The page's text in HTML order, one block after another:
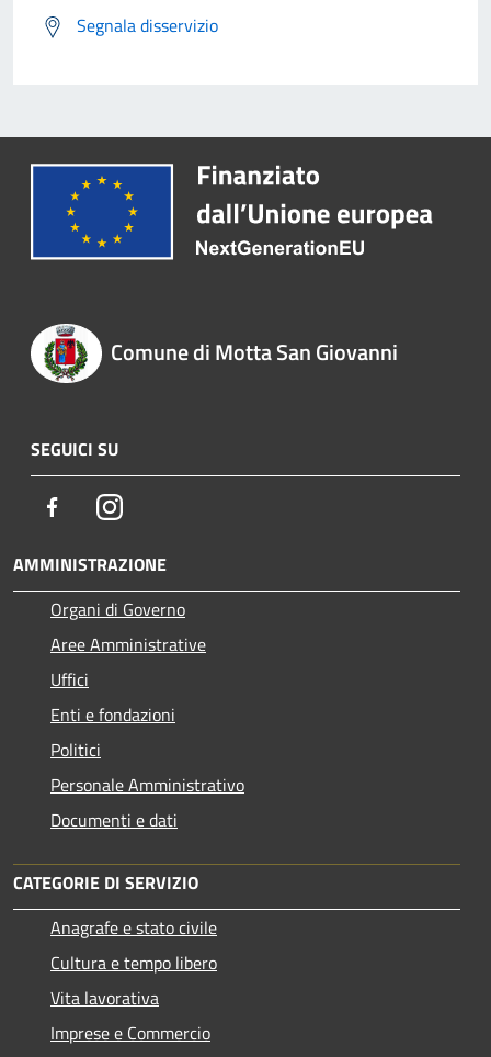
Segnala disservizio
Comune di Motta San Giovanni
SEGUICI SU
FacebookInstagram
AMMINISTRAZIONE
Organi di Governo
Aree Amministrative
Uffici
Enti e fondazioni
Politici
Personale Amministrativo
Documenti e dati
CATEGORIE DI SERVIZIO
Anagrafe e stato civile
Cultura e tempo libero
Vita lavorativa
Imprese e Commercio